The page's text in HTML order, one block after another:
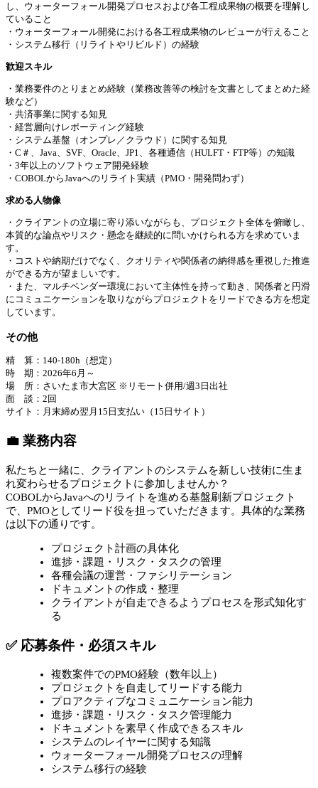
し、ウォーターフォール開発プロセスおよび各工程成果物の概要を理解し
ていること
・ウォーターフォール開発における各工程成果物のレビューが行えること
・システム移行（リライトやリビルド）の経験
歓迎スキル
・業務要件のとりまとめ経験（業務改善等の検討を文書としてまとめた経
験など）
・共済事業に関する知見
・経営層向けレポーティング経験
・システム基盤（オンプレ／クラウド）に関する知見
・C＃、Java、SVF、Oracle、JP1、各種通信（HULFT・FTP等）の知識
・3年以上のソフトウェア開発経験
・COBOLからJavaへのリライト実績（PMO・開発問わず）
求める⼈物像
・クライアントの立場に寄り添いながらも、プロジェクト全体を俯瞰し、
本質的な論点やリスク・懸念を継続的に問いかけられる方を求めていま
す。
・コストや納期だけでなく、クオリティや関係者の納得感を重視した推進
ができる方が望ましいです。
・また、マルチベンダー環境において主体性を持って動き、関係者と円滑
にコミュニケーションを取りながらプロジェクトをリードできる方を想定
しています。
その他
精 算：140-180h（想定）
時 期：2026年6月～
場 所：さいたま市大宮区 ※リモート併用/週3日出社
面 談：2回
サイト：月末締め翌月15日支払い（15日サイト）
💼 業務内容
私たちと一緒に、クライアントのシステムを新しい技術に生ま
れ変わらせるプロジェクトに参加しませんか？
COBOLからJavaへのリライトを進める基盤刷新プロジェクト
で、PMOとしてリード役を担っていただきます。具体的な業務
は以下の通りです。
プロジェクト計画の具体化
進捗・課題・リスク・タスクの管理
各種会議の運営・ファシリテーション
ドキュメントの作成・整理
クライアントが自走できるようプロセスを形式知化す
る
✅ 応募条件・必須スキル
複数案件でのPMO経験（数年以上）
プロジェクトを自走してリードする能力
プロアクティブなコミュニケーション能力
進捗・課題・リスク・タスク管理能力
ドキュメントを素早く作成できるスキル
システムのレイヤーに関する知識
ウォーターフォール開発プロセスの理解
システム移行の経験